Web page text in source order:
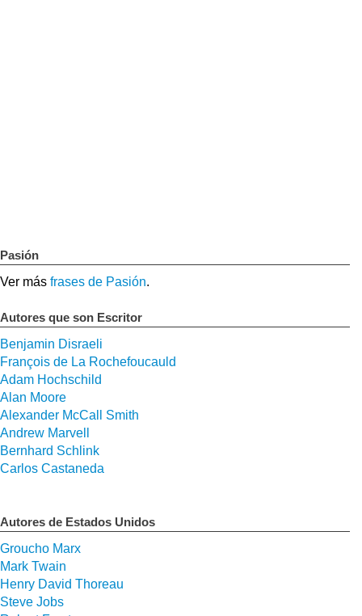
Pasión
Ver más frases de Pasión.
Autores que son Escritor
Benjamin Disraeli
François de La Rochefoucauld
Adam Hochschild
Alan Moore
Alexander McCall Smith
Andrew Marvell
Bernhard Schlink
Carlos Castaneda
Autores de Estados Unidos
Groucho Marx
Mark Twain
Henry David Thoreau
Steve Jobs